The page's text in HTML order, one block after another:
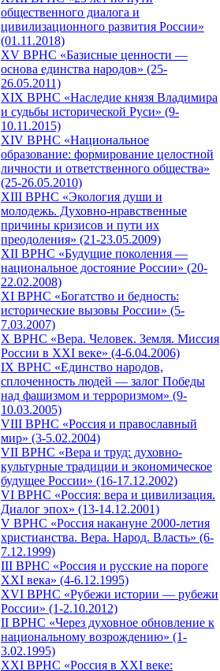
общественного диалога и
цивилизационного развития России»
(01.11.2018)
XV ВРНС «Базисные ценности —
основа единства народов» (25-
26.05.2011)
XIX ВРНС «Наследие князя Владимира
и судьбы исторической Руси» (9-
10.11.2015)
XIV ВРНС «Национальное
образование: формирование целостной
личности и ответственного общества»
(25-26.05.2010)
XIII ВРНС «Экология души и
молодежь. Духовно-нравственные
причины кризисов и пути их
преодоления» (21-23.05.2009)
XII ВРНС «Будущие поколения —
национальное достояние России» (20-
22.02.2008)
XI ВРНС «Богатство и бедность:
исторические вызовы России» (5-
7.03.2007)
X ВРНС «Вера. Человек. Земля. Миссия
России в XXI веке» (4-6.04.2006)
IX ВРНС «Единство народов,
сплоченность людей — залог Победы
над фашизмом и терроризмом» (9-
10.03.2005)
VIII ВРНС «Россия и православный
мир» (3-5.02.2004)
VII ВРНС «Вера и труд: духовно-
культурные традиции и экономическое
будущее России» (16-17.12.2002)
VI ВРНС «Россия: вера и цивилизация.
Диалог эпох» (13-14.12.2001)
V ВРНС «Россия накануне 2000-летия
христианства. Вера. Народ. Власть» (6-
7.12.1999)
III ВРНС «Россия и русские на пороге
XXI века» (4-6.12.1995)
XVI ВРНС «Рубежи истории — рубежи
России» (1-2.10.2012)
II ВРНС «Через духовное обновление к
национальному возрождению» (1-
3.02.1995)
XХI ВРНС «Россия в XXI веке: